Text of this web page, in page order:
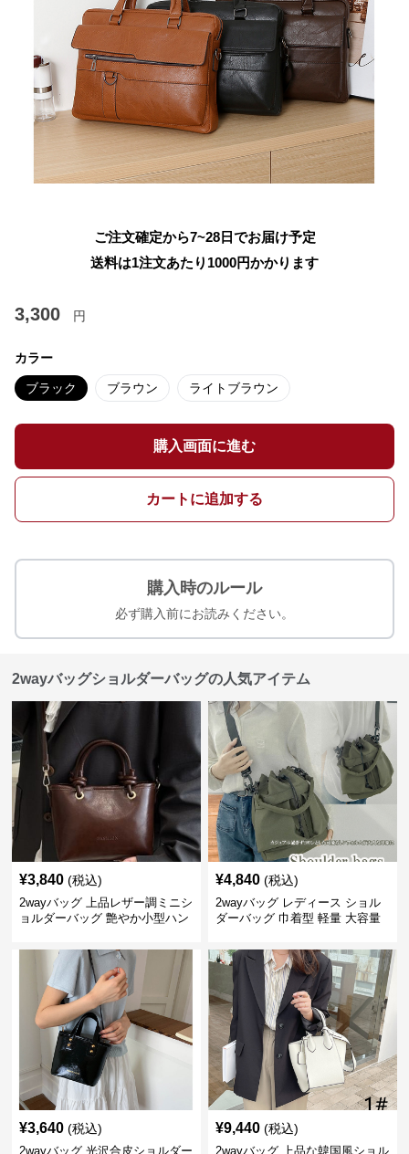
ご注文確定から7~28日でお届け予定
送料は1注文あたり 1000円かかります
3,300 円
カラー
ブラック ブラウン ライトブラウン
購入画面に進む
カートに追加する
購入時のルール
必ず購入前にお読みください。
2wayバッグショルダーバッグの人気アイテム
¥3,840 (税込)
2wayバッグ 上品レザー調ミニシ
ョルダーバッグ 艶やか小型ハン
¥4,840 (税込)
2wayバッグ レディース ショル
ダーバッグ 巾着型 軽量 大容量
¥3,640 (税込)
2wayバッグ 光沢合皮ショルダー
¥9,440 (税込)
2wayバッグ 上品な韓国風ショル